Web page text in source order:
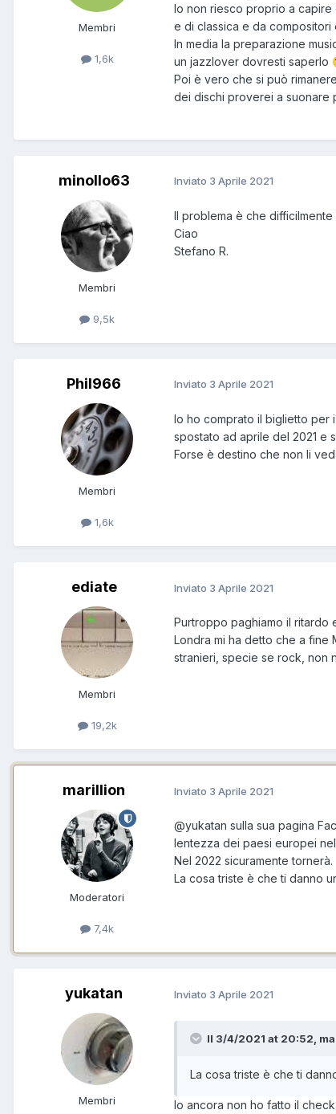
Membri
1,6k
Io non riesco proprio a capire
e di classica e da compositori
In media la preparazione
un jazzlover dovresti saperlo
Poi è vero che si può
dei dischi proverei a suonare
minollo63
Membri
9,5k
Inviato 3 Aprile 2021
Il problema è che difficilmente
Ciao
Stefano R.
Phil966
Membri
1,6k
Inviato 3 Aprile 2021
Io ho comprato il biglietto per
spostato ad aprile del 2021 e
Forse è destino che non li
ediate
Membri
19,2k
Inviato 3 Aprile 2021
Purtroppo paghiamo il ritardo
Londra mi ha detto che a fine
stranieri, specie se rock, non
marillion
Moderatori
7,4k
Inviato 3 Aprile 2021
@yukatan sulla sua pagina
lentezza dei paesi europei
Nel 2022 sicuramente tornerà.
La cosa triste è che ti danno
yukatan
Membri
Inviato 3 Aprile 2021
Il 3/4/2021 at 20:52,
La cosa triste è che ti
Io ancora non ho fatto il